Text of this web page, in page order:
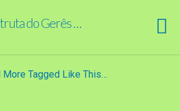
do Gerês …
More Tagged Like This…